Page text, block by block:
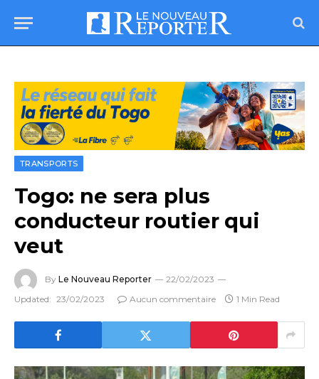
TRANSPORTS
Togo: ne sera plus
conducteur routier qui
veut
By Le Nouveau Reporter
22/02/2023
Updated: 23/02/2023 Aucun commentaire 1 Min Read